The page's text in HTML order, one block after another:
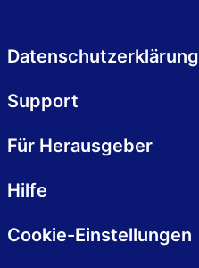
Datenschutzerklärung
Support
Für Herausgeber
Hilfe
Cookie-Einstellungen